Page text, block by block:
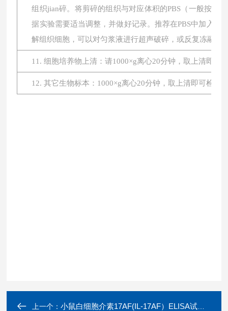
组织jian碎。将剪碎的组织与对应体积的PBS（一般按
据实验需要适当调整，并做好记录。推荐在PBS中加入
解组织细胞，可以对匀浆液进行超声破碎，或反复冻融。
11. 细胞培养物上清：请1000×g离心20分钟，取上清即
12. 其它生物标本：1000×g离心20分钟，取上清即可检测
上一个：小鼠白细胞介素17AF(IL-17AF）ELISA试剂盒